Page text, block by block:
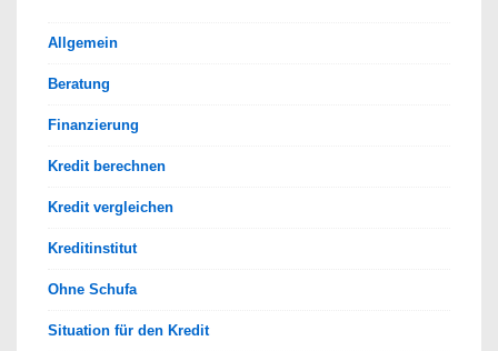
Allgemein
Beratung
Finanzierung
Kredit berechnen
Kredit vergleichen
Kreditinstitut
Ohne Schufa
Situation für den Kredit